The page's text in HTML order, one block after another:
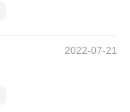
2022-07-21